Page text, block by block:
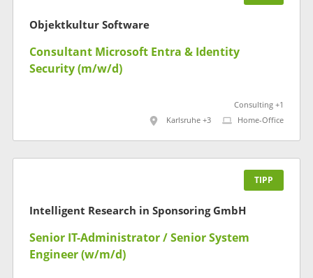
Objektkultur Software
Consultant Microsoft Entra & Identity
Security (m/w/d)
Consulting +1
Karlsruhe +3
Home-Office
TIPP
Intelligent Research in Sponsoring GmbH
Senior IT-Administrator / Senior System
Engineer (w/m/d)